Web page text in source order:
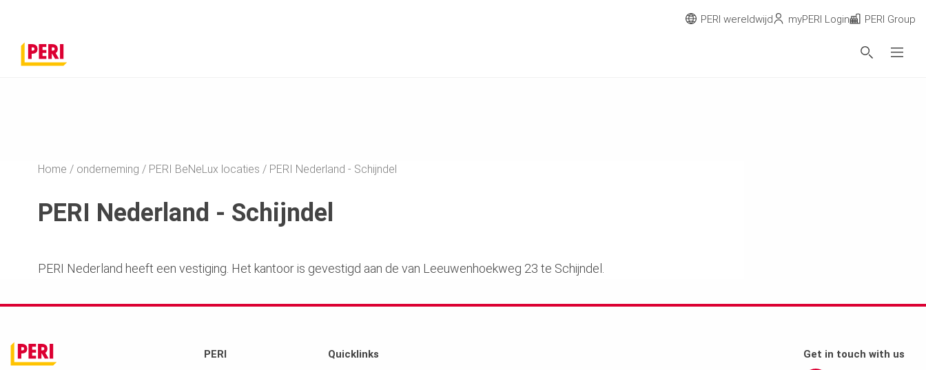
Home onderneming PERI BeNeLux locaties PERI Nederland - Schijndel
PERI Nederland - Schijndel
PERI Nederland heeft een vestiging. Het kantoor is gevestigd aan de van Leeuwenhoekweg 23 te Schijndel.
PERI wereldwijd myPERI Login PERI Group
PERI
Quicklinks
Get in touch with us